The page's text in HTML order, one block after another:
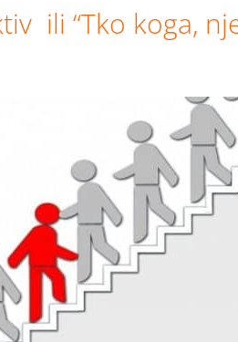
ili “Tko koga,